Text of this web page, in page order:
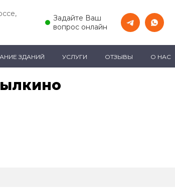
Задайте Ваш
вопрос онлайн
ЗДАНИЙ УСЛУГИ ОТЗЫВЫ О НАС